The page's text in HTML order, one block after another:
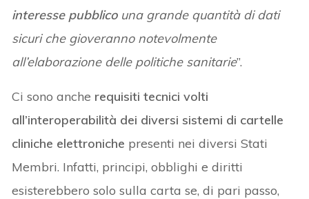
interesse pubblicouna grande quantità di dati
sicuri che gioveranno notevolmente
all’elaborazione delle politiche sanitarie”.
Ci sono anche requisiti tecnici volti
all’interoperabilità dei diversi sistemi di cartelle
cliniche elettroniche presenti nei diversi Stati
Membri. Infatti, principi, obblighi e diritti
esisterebbero solo sulla carta se, di pari passo,